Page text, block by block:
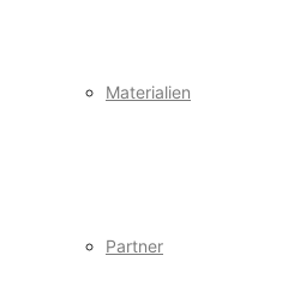
Materialien
Partner